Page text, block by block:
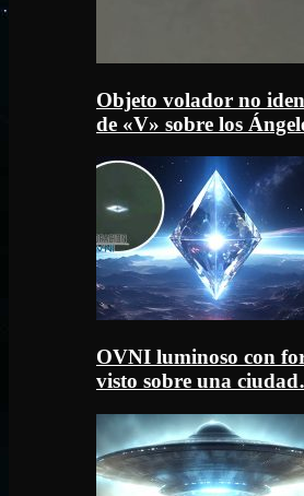
Objeto volador no
de «V» sobre los
OVNI luminoso con
visto sobre una